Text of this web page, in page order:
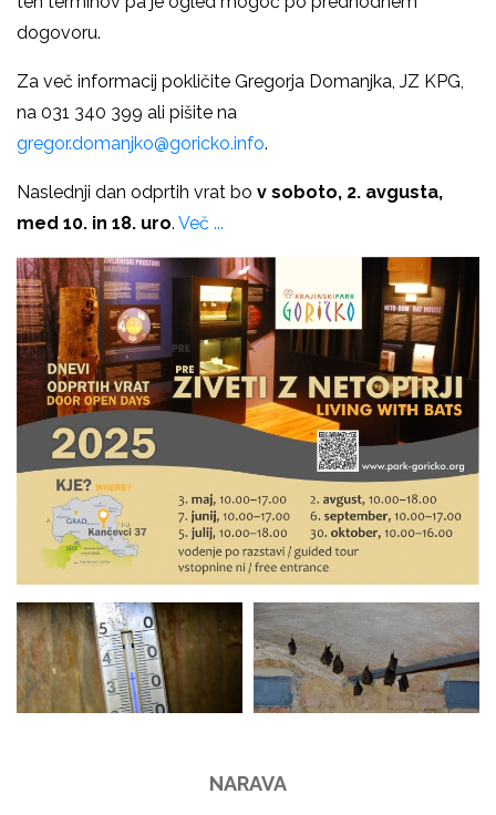
dogovoru.
Za več informacij pokličite Gregorja Domanjka, JZ KPG,
na 031 340 399 ali pišite na
gregor.domanjko@goricko.info.
Naslednji dan odprtih vrat bo v soboto, 2. avgusta,
med 10. in 18. uro. Več ...
NARAVA